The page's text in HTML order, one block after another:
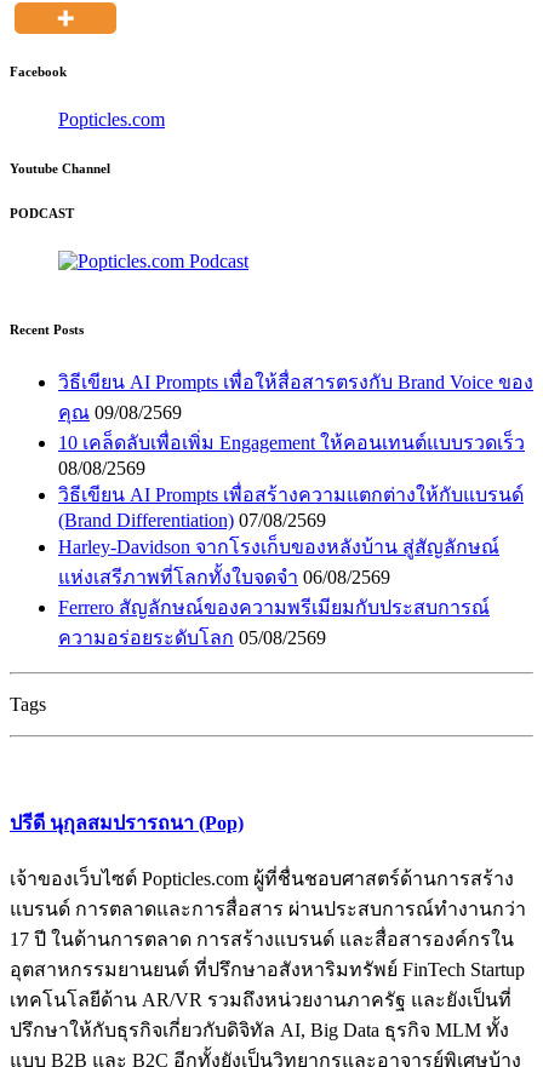
Facebook
Popticles.com
Youtube Channel
PODCAST
Recent Posts
วิธีเขียน AI Prompts เพื่อให้สื่อสารตรงกับ Brand Voice ของ
คุณ 09/08/2569
10 เคล็ดลับเพื่อเพิ่ม Engagement ให้คอนเทนต์แบบรวดเร็ว
08/08/2569
วิธีเขียน AI Prompts เพื่อสร้างความแตกต่างให้กับแบรนด์
(Brand Differentiation) 07/08/2569
Harley-Davidson จากโรงเก็บของหลังบ้าน สู่สัญลักษณ์
แห่งเสรีภาพที่โลกทั้งใบจดจำ 06/08/2569
Ferrero สัญลักษณ์ของความพรีเมียมกับประสบการณ์
ความอร่อยระดับโลก 05/08/2569
Tags
ปรีดี นุกุลสมปรารถนา (Pop)
เจ้าของเว็บไซต์ Popticles.com ผู้ที่ชื่นชอบศาสตร์ด้านการสร้าง
แบรนด์ การตลาดและการสื่อสาร ผ่านประสบการณ์ทำงานกว่า
17 ปี ในด้านการตลาด การสร้างแบรนด์ และสื่อสารองค์กรใน
อุตสาหกรรมยานยนต์ ที่ปรึกษาอสังหาริมทรัพย์ FinTech Startup
เทคโนโลยีด้าน AR/VR รวมถึงหน่วยงานภาครัฐ และยังเป็นที่
ปรึกษาให้กับธุรกิจเกี่ยวกับดิจิทัล AI, Big Data ธุรกิจ MLM ทั้ง
แบบ B2B และ B2C อีกทั้งยังเป็นวิทยากรและอาจารย์พิเศษบ้าง